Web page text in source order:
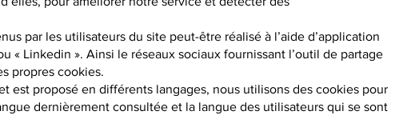
par les utilisateurs du site peut-être réalisé à l’aide d’application
« Linkedin ». Ainsi le réseaux sociaux fournissant l’outil de partage
propres cookies.
est proposé en différents langages, nous utilisons des cookies pour
dernièrement consultée et la langue des utilisateurs qui se sont